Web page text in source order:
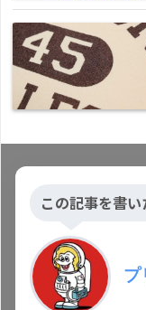
この記事を書
プ